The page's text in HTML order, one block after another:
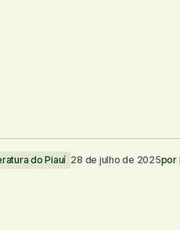
do Piauí 28 de julho de 2025por